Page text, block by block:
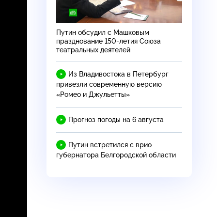
Путин обсудил с Машковым
празднование 150-летия Союза
театральных деятелей
Из Владивостока в Петербург
привезли современную версию
«Ромео и Джульетты»
Прогноз погоды на 6 августа
Путин встретился с врио
губернатора Белгородской области